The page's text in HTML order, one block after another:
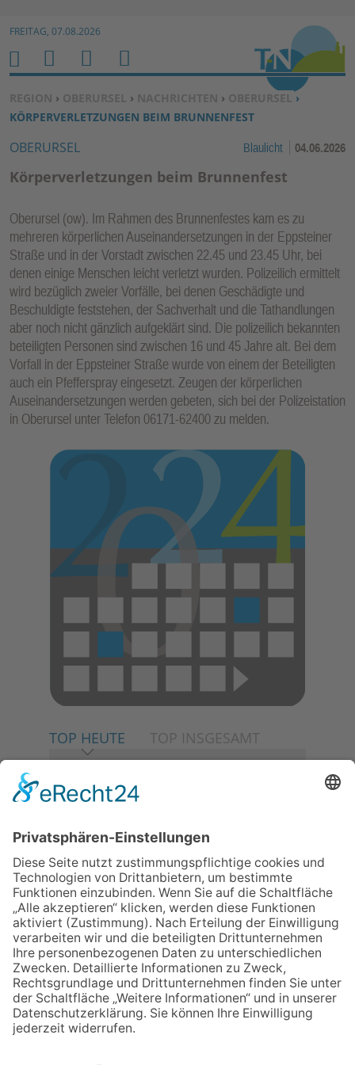
Zum Inhalt springen ↓
FREITAG, 07.08.2026
SIE BEFINDEN SICH HIER:
REGION › OBERURSEL › NACHRICHTEN › OBERURSEL ›
KÖRPERVERLETZUNGEN BEIM BRUNNENFEST
OBERURSEL Blaulicht 04.06.2026
Körperverletzungen beim Brunnenfest
Oberursel (ow). Im Rahmen des Brunnenfestes kam es zu
mehreren körperlichen Auseinandersetzungen in der Eppsteiner
Straße und in der Vorstadt zwischen 22.45 und 23.45 Uhr, bei
denen einige Menschen leicht verletzt wurden. Polizeilich ermittelt
wird bezüglich zweier Vorfälle, bei denen Geschädigte und
Beschuldigte feststehen, der Sachverhalt und die Tathandlungen
aber noch nicht gänzlich aufgeklärt sind. Die polizeilich bekannten
beteiligten Personen sind zwischen 16 und 45 Jahre alt. Bei dem
Vorfall in der Eppsteiner Straße wurde von einem der Beteiligten
auch ein Pfefferspray eingesetzt. Zeugen der körperlichen
Auseinandersetzungen werden gebeten, sich bei der Polizeistation
in Oberursel unter Telefon 06171-62400 zu melden.
TOP HEUTE TOP INSGESAMT
06.08.2026
Baustellenführung führt auch in
die Zukunft der Stadt
Königstein
06.08.2026
Klinikforum zum Thema
Karpaltunnelsyndrom
06.08.2026
Gewinnspiel zum Start ins
Schuljahr
06.08.2026
„Rock auf der Burg“ lässt
Königstein beben
H
O
M
E
M
E
N
U
S
U
C
N
B
E
N
Z
R
F
U
N
K
TI
O
N
E
N